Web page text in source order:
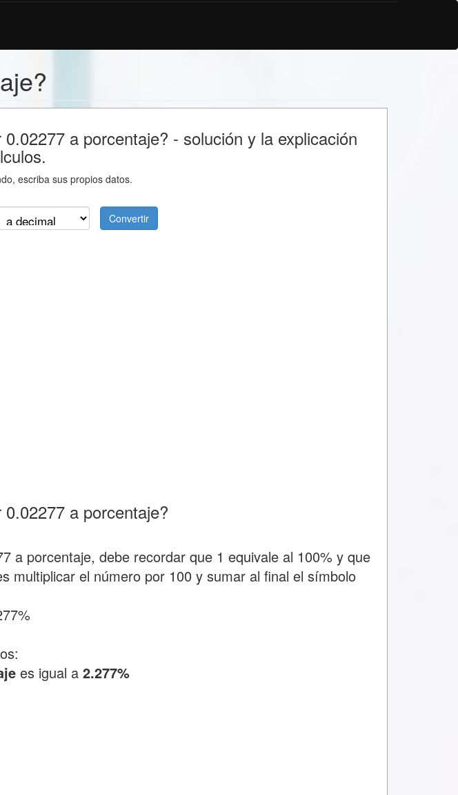
a porcentaje? - solución y la explicación
escriba sus propios datos.
Convertir
a porcentaje?
a porcentaje, debe recordar que 1 equivale al 100% y que
multiplicar el número por 100 y sumar al final el símbolo
es igual a 2.277%